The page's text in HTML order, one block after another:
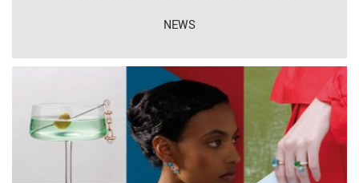
NEWS